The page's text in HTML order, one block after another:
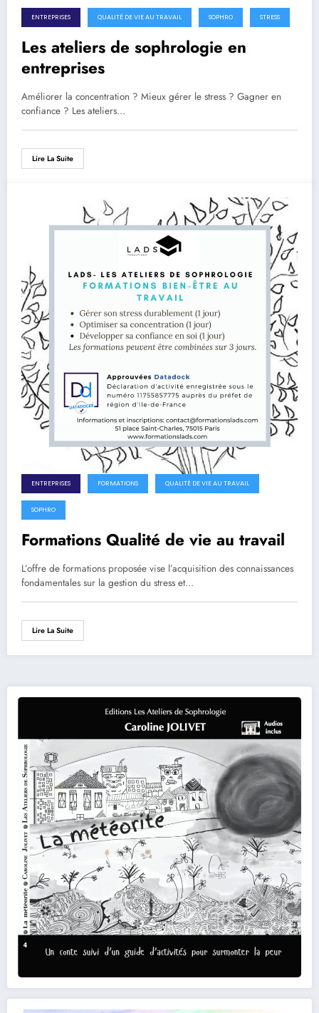
ENTREPRISES QUALITÉ DE VIE AU TRAVAIL SOPHRO STRESS
Les ateliers de sophrologie en
entreprises
Améliorer la concentration ? Mieux gérer le stress ? Gagner en
confiance ? Les ateliers…
Lire La Suite
ENTREPRISES FORMATIONS QUALITÉ DE VIE AU TRAVAIL
SOPHRO
Formations Qualité de vie au travail
L’offre de formations proposée vise l’acquisition des connaissances
fondamentales sur la gestion du stress et…
Lire La Suite